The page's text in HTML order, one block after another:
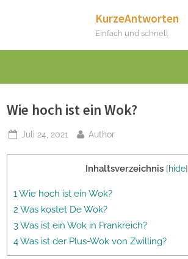
KurzeAntworten
Einfach und schnell
Wie hoch ist ein Wok?
Posted
Juli 24, 2021 By
Author
Inhaltsverzeichnis [hide]
1 Wie hoch ist ein Wok?
2 Was kostet De Wok?
3 Was ist ein Wok in Frankreich?
4 Was ist der Plus-Wok von Zwilling?